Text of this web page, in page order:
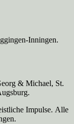
Inningen.
& Michael, St.
Impulse. Alle